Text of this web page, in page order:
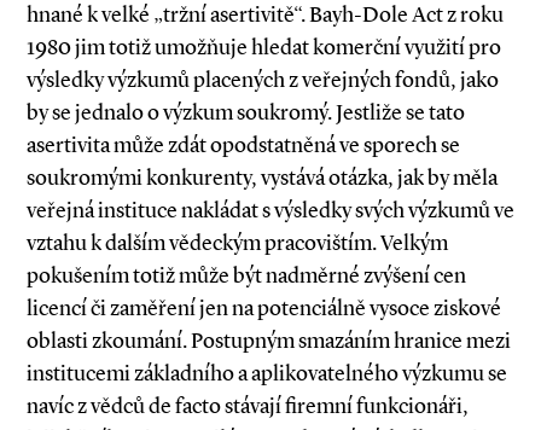
hnané k velké „tržní asertivitě“. Bayh­-Dole Act z roku
1980 jim totiž umožňuje hledat komerční využití pro
výsledky výzkumů placených z veřejných fondů, jako
by se jednalo o výzkum soukromý. Jestliže se tato
asertivita může zdát opodstatněná ve sporech se
soukromými konkurenty, vystává otázka, jak by měla
veřejná instituce nakládat s výsledky svých výzkumů ve
vztahu k dalším vědeckým pracovištím. Velkým
pokušením totiž může být nadměrné zvýšení cen
licencí či zaměření jen na potenciálně vysoce ziskové
oblasti zkoumání. Postupným smazáním hranice mezi
institucemi základního a aplikovatelného výzkumu se
navíc z vědců de facto stávají firemní funkcionáři,